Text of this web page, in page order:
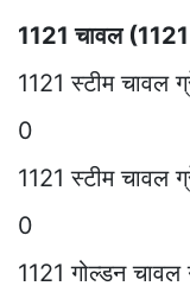
1121 चावल
1121 स्टीम
0
1121 स्टीम
0
1121 गोल्डन